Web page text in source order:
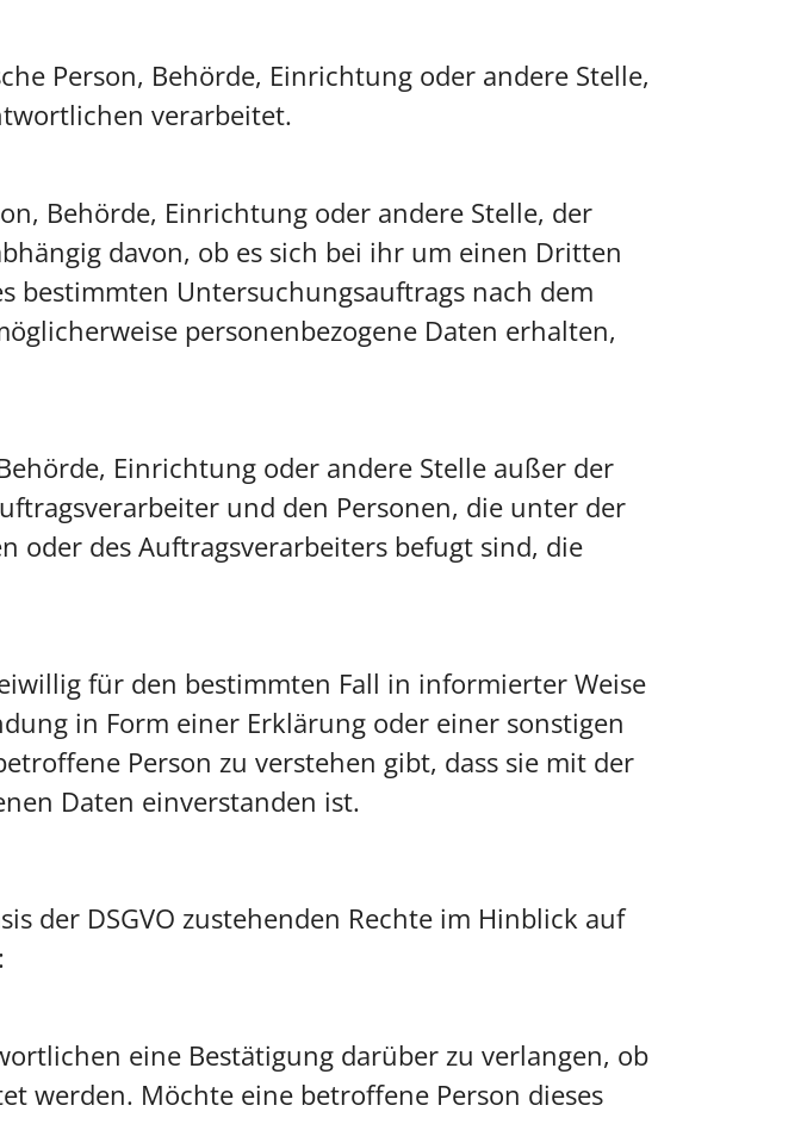
Person, Behörde, Einrichtung oder andere Stelle,
verarbeitet.
Behörde, Einrichtung oder andere Stelle, der
davon, ob es sich bei ihr um einen Dritten
bestimmten Untersuchungsauftrags nach dem
personenbezogene Daten erhalten,
Einrichtung oder andere Stelle außer der
und den Personen, die unter der
des Auftragsverarbeiters befugt sind, die
für den bestimmten Fall in informierter Weise
in Form einer Erklärung oder einer sonstigen
Person zu verstehen gibt, dass sie mit der
Daten einverstanden ist.
der DSGVO zustehenden Rechte im Hinblick auf
eine Bestätigung darüber zu verlangen, ob
werden. Möchte eine betroffene Person dieses